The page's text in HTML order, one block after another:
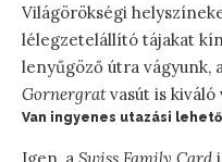
Világörökségi
lélegzetelállító tájakat
lenyűgöző útra vágyunk,
Gornergratvasút is kiváló
Van ingyenes utazási